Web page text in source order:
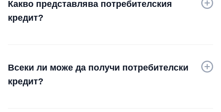
Какво представлява потребителския
кредит?
Всеки ли може да получи потребителски
кредит?